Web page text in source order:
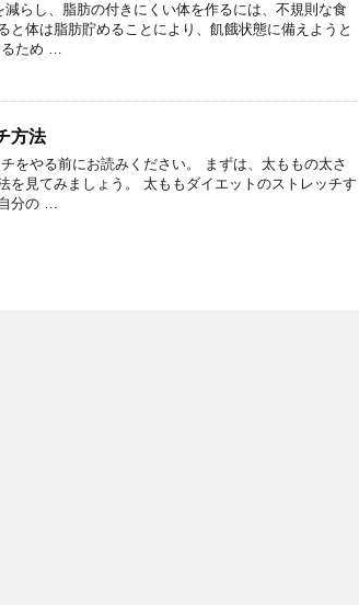
らし、脂肪の付きにくい体を作るには、不規則な食
と体は脂肪貯めることにより、飢餓状態に備えようと
るため …
方法
をやる前にお読みください。 まずは、太ももの太さ
を見てみましょう。 太ももダイエットのストレッチす
分の …